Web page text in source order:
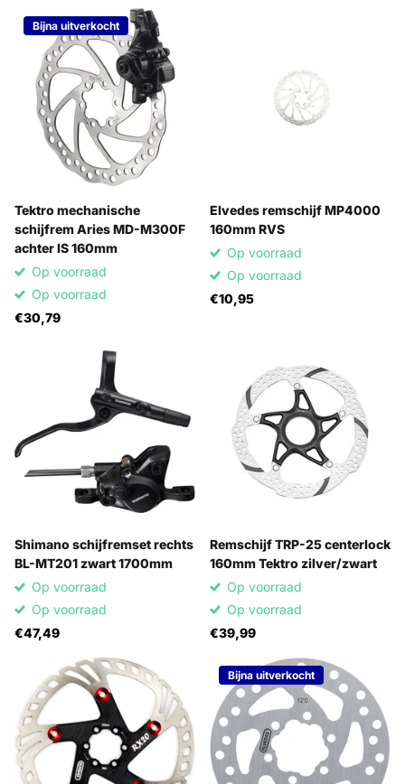
Bijna uitverkocht
Tektro mechanische
schijfrem Aries MD-M300F
achter IS 160mm
Op voorraad
Op voorraad
€30,79
Elvedes remschijf MP4000
160mm RVS
Op voorraad
Op voorraad
€10,95
Shimano schijfremset rechts
BL-MT201 zwart 1700mm
Op voorraad
Op voorraad
€47,49
Remschijf TRP-25 centerlock
160mm Tektro zilver/zwart
Op voorraad
Op voorraad
€39,99
Bijna uitverkocht